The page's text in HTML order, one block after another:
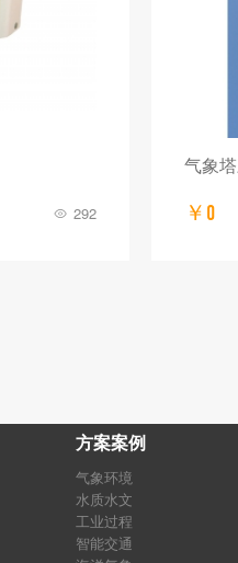
292
气象
￥0
方案案例
气象环境
水质水文
工业过程
智能交通